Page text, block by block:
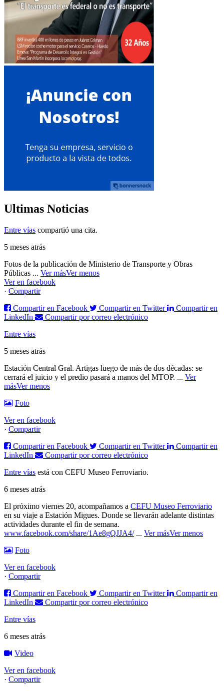
Ultimas Noticias
Entre vías compartió una cita.
5 meses atrás
Fotos de la publicación de Ministerio de Transporte y Obras
Públicas ... Ver másVer menos
Ver en facebook
· Compartir
Compartir en Facebook
Compartir en Twitter
Compartir en
LinkedIn
Compartir por correo electrónico
Entre vías
5 meses atrás
Estación Central Gral. Artigas luego de más de dos décadas: se
cerrará el juicio y el predio pasará a manos del MTOP. ... Ver
másVer menos
Foto
Ver en facebook
· Compartir
Compartir en Facebook
Compartir en Twitter
Compartir en
LinkedIn
Compartir por correo electrónico
Entre vías está con CEFU Museo Ferroviario.
6 meses atrás
El próximo viernes 20, acompañamos a CEFU Museo Ferroviario
en su viaje a Estación Migues. Donde se llevarán adelante distintas
actividades durante el fin de semana.
www.facebook.com/share/1Ae8gQJJA4/ ... Ver másVer menos
Foto
Ver en facebook
· Compartir
Compartir en Facebook
Compartir en Twitter
Compartir en
LinkedIn
Compartir por correo electrónico
Entre vías
6 meses atrás
Video
Ver en facebook
· Compartir